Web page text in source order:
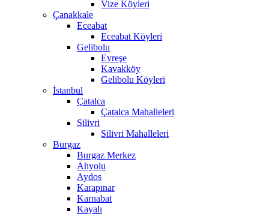
Vize Köyleri
Çanakkale
Eceabat
Eceabat Köyleri
Gelibolu
Evreşe
Kavakköy
Gelibolu Köyleri
İstanbul
Çatalca
Çatalca Mahalleleri
Silivri
Silivri Mahalleleri
Burgaz
Burgaz Merkez
Ahyolu
Aydos
Karapınar
Karnabat
Kayalı